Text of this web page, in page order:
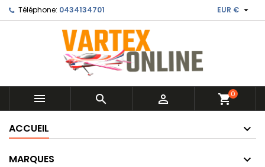
Téléphone: 0434134701 EUR € 
   shopping_cart0
ACCUEIL
MARQUES